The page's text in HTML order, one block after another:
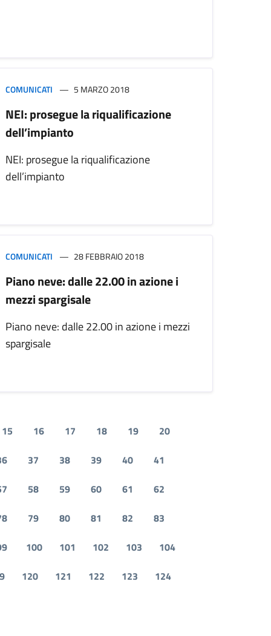
COMUNICATI 5 MARZO 2018
NEI: prosegue la riqualificazione
dell’impianto
NEI: prosegue la riqualificazione
dell’impianto
COMUNICATI 28 FEBBRAIO 2018
Piano neve: dalle 22.00 in azione i
mezzi spargisale
Piano neve: dalle 22.00 in azione i mezzi
spargisale
15 16 17 18 19
20
37 38 39 40
41
58 59 60 61
62
79 80 81 82
83
100 101 102 103
104
120 121 122 123 124